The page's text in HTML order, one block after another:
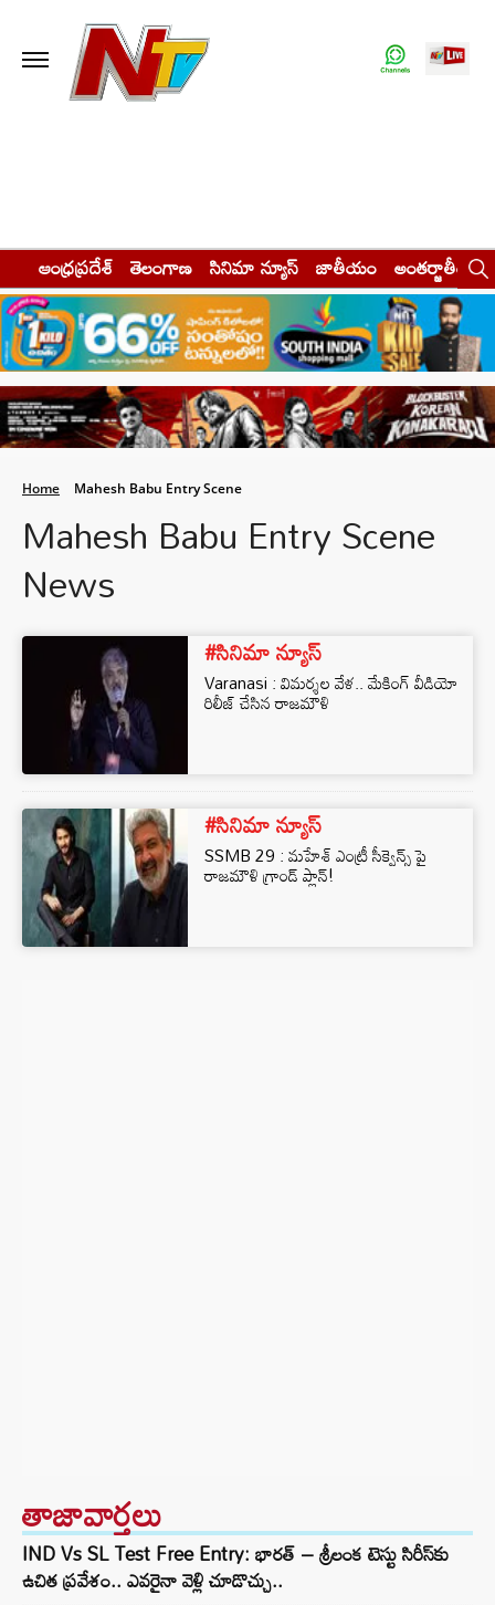
ఆంధ్రప్రదేశ్ తెలంగాణ సినిమా న్యూస్ జాతీయం అంతర్జాతీయం
Home Mahesh Babu Entry Scene
Mahesh Babu Entry Scene
News
#సినిమా న్యూస్
Varanasi : విమర్శల వేళ.. మేకింగ్ వీడియో
రిలీజ్ చేసిన రాజమౌళి
#సినిమా న్యూస్
SSMB 29 : మహేశ్ ఎంట్రీ సీక్వెన్స్ పై
రాజమౌళి గ్రాండ్ ప్లాన్!
తాజావార్తలు
IND Vs SL Test Free Entry: భారత్ – శ్రీలంక టెస్టు సిరీస్‌కు
ఉచిత ప్రవేశం.. ఎవరైనా వెళ్లి చూడొచ్చు..